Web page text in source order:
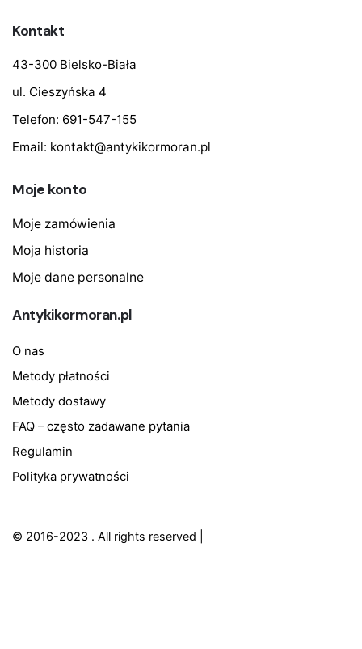
Kontakt
43-300 Bielsko-Biała
ul. Cieszyńska 4
Telefon: 691-547-155
Email: kontakt@antykikormoran.pl
Moje konto
Moje zamówienia
Moja historia
Moje dane personalne
Antykikormoran.pl
O nas
Metody płatności
Metody dostawy
FAQ – często zadawane pytania
Regulamin
Polityka prywatności
© 2016-2023 . All rights reserved |